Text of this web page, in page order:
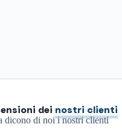
dei nostri clienti
dicono di noi i nostri clienti